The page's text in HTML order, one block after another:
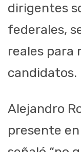
dirigentes
federales,
reales para
candidatos.
Alejandro
presente